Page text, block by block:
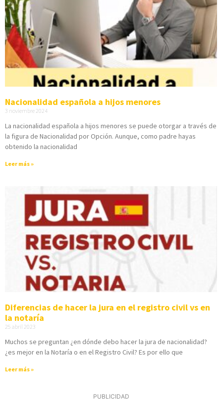
Nacionalidad española a hijos menores
3 noviembre 2024
La nacionalidad española a hijos menores se puede otorgar a través de
la figura de Nacionalidad por Opción. Aunque, como padre hayas
obtenido la nacionalidad
Leer más »
Diferencias de hacer la jura en el registro civil vs en
la notaría
25 abril 2023
Muchos se preguntan ¿en dónde debo hacer la jura de nacionalidad?
¿es mejor en la Notaría o en el Registro Civil? Es por ello que
Leer más »
PUBLICIDAD